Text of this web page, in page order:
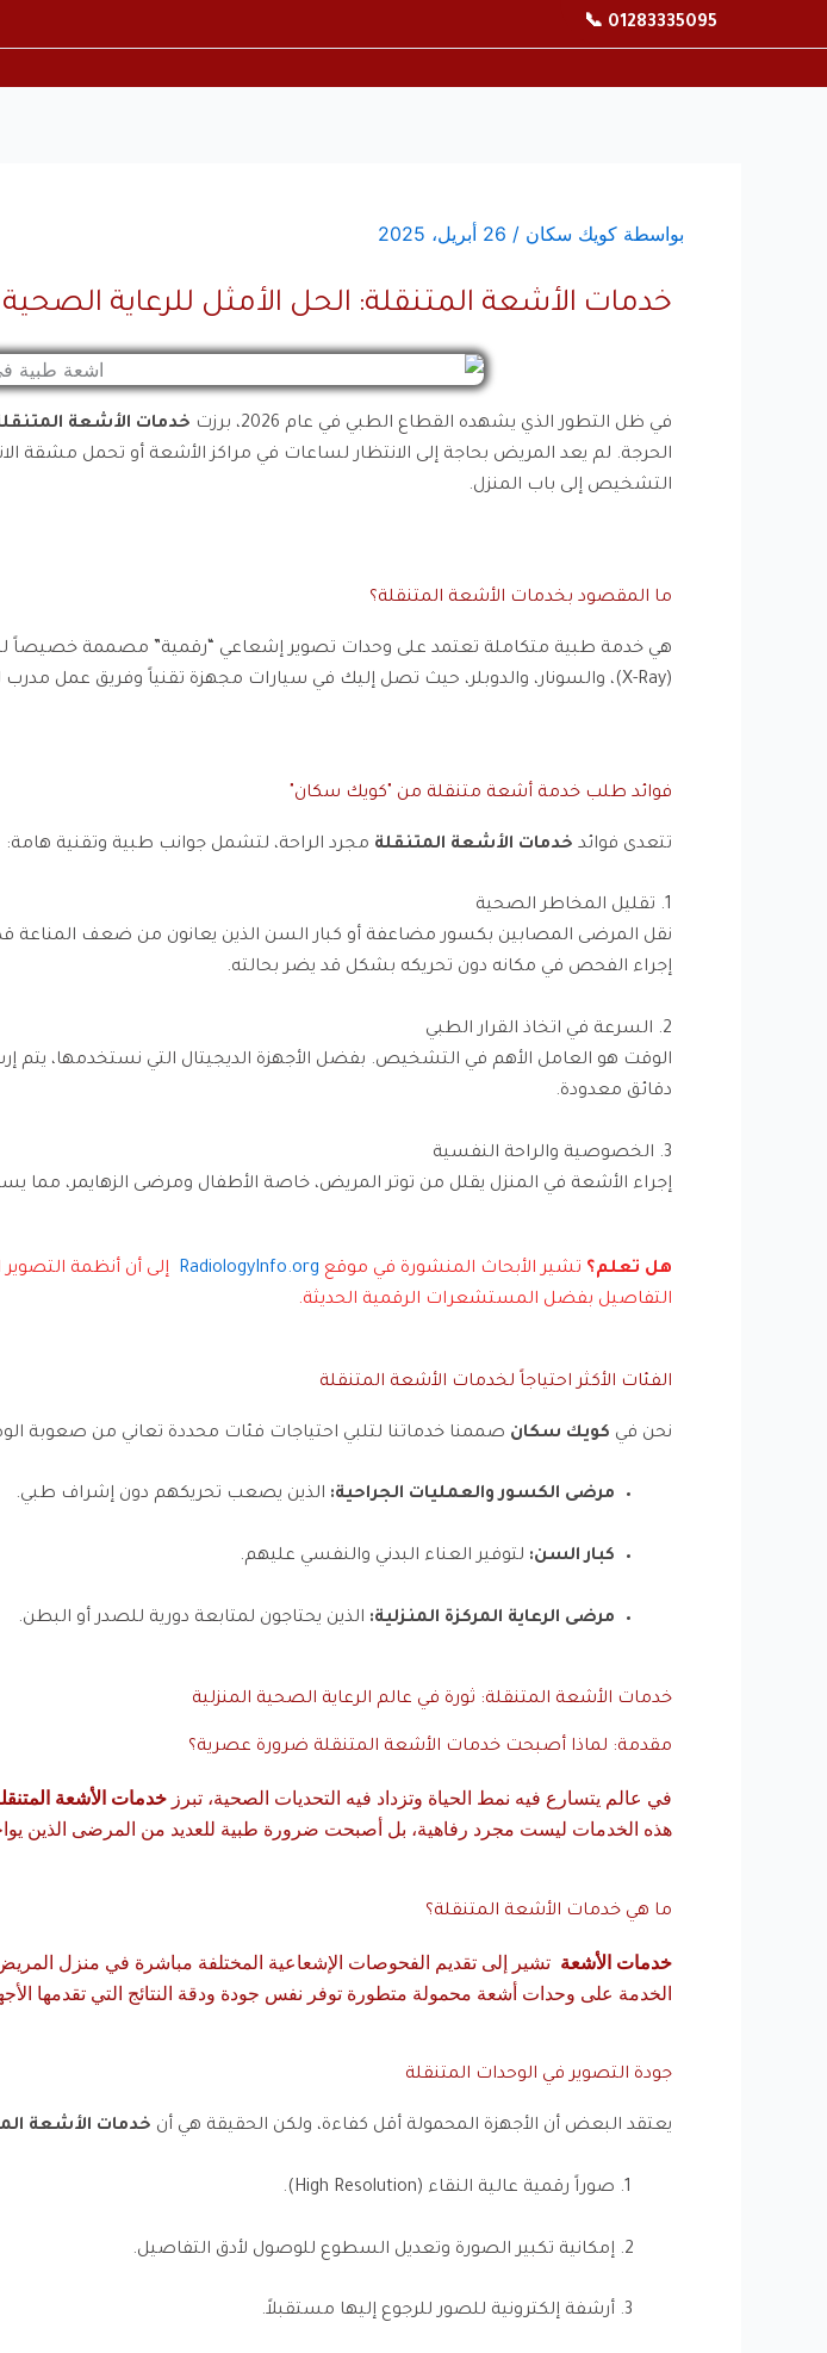
إلى
01283335095 📞
بواسطة كويك سكان / 26 أبريل، 2025
خدمات الأشعة المتنقلة: الحل الأمثل للرعاية
في ظل التطور الذي يشهده القطاع الطبي في عام 2026، برزت خدمات الأشعة
الحرجة. لم يعد المريض بحاجة إلى الانتظار لساعات في مراكز الأشعة أو تحمل
التشخيص إلى باب المنزل.
ما المقصود بخدمات الأشعة المتنقلة؟
هي خدمة طبية متكاملة تعتمد على وحدات تصوير إشعاعي “رقمية” مصممة خصيصاً
(X-Ray)، والسونار، والدوبلر، حيث تصل إليك في سيارات مجهزة تقنياً وفريق عمل مدرب للتعامل مع المريض في بيئته المنزلية.
فوائد طلب خدمة أشعة متنقلة من "كويك سكان"
تتعدى فوائد خدمات الأشعة المتنقلة مجرد الراحة، لتشمل جوانب طبية وتقنية هامة:
1. تقليل المخاطر الصحية
نقل المرضى المصابين بكسور مضاعفة أو كبار السن الذين يعانون من ضعف المناعة
إجراء الفحص في مكانه دون تحريكه بشكل قد يضر بحالته.
2. السرعة في اتخاذ القرار الطبي
الوقت هو العامل الأهم في التشخيص. بفضل الأجهزة الديجيتال التي نستخدمها، يتم
دقائق معدودة.
3. الخصوصية والراحة النفسية
إجراء الأشعة في المنزل يقلل من توتر المريض، خاصة الأطفال ومرضى الزهايمر، مما
هل تعلم؟ تشير الأبحاث المنشورة في موقع RadiologyInfo.org إلى أن أنظمة
التفاصيل بفضل المستشعرات الرقمية الحديثة.
الفئات الأكثر احتياجاً لخدمات الأشعة المتنقلة
نحن في كويك سكان صممنا خدماتنا لتلبي احتياجات فئات محددة تعاني من صعوبة
مرضى الكسور والعمليات الجراحية: الذين يصعب تحريكهم دون إشراف طبي.
كبار السن: لتوفير العناء البدني والنفسي عليهم.
مرضى الرعاية المركزة المنزلية: الذين يحتاجون لمتابعة دورية للصدر أو البطن.
خدمات الأشعة المتنقلة: ثورة في عالم الرعاية الصحية المنزلية
مقدمة: لماذا أصبحت خدمات الأشعة المتنقلة ضرورة عصرية؟
في عالم يتسارع فيه نمط الحياة وتزداد فيه التحديات الصحية، تبرز خدمات الأشعة
هذه الخدمات ليست مجرد رفاهية، بل أصبحت ضرورة طبية للعديد من المرضى الذين
ما هي خدمات الأشعة المتنقلة؟
خدمات الأشعة تشير إلى تقديم الفحوصات الإشعاعية المختلفة مباشرة في منزل
الخدمة على وحدات أشعة محمولة متطورة توفر نفس جودة ودقة النتائج التي تقدمها
جودة التصوير في الوحدات المتنقلة
يعتقد البعض أن الأجهزة المحمولة أقل كفاءة، ولكن الحقيقة هي أن خدمات الأشعة
صوراً رقمية عالية النقاء (High Resolution).
إمكانية تكبير الصورة وتعديل السطوع للوصول لأدق التفاصيل.
أرشفة إلكترونية للصور للرجوع إليها مستقبلاً.